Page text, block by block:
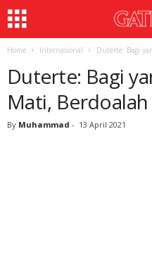
Home Internasional Duterte: Bagi
Duterte: Bagi
Mati,
By Muhammad - 13 April 2021